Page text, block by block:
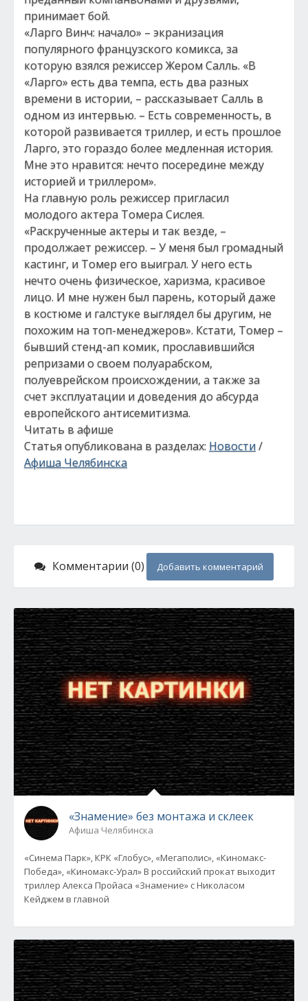
принимает бой.
«Ларго Винч: начало» – экранизация
популярного французского комикса, за
которую взялся режиссер Жером Салль. «В
«Ларго» есть два темпа, есть два разных
времени в истории, – рассказывает Салль в
одном из интервью. – Есть современность, в
которой развивается триллер, и есть прошлое
Ларго, это гораздо более медленная история.
Мне это нравится: нечто посередине между
историей и триллером».
На главную роль режиссер пригласил
молодого актера Томера Сислея.
«Раскрученные актеры и так везде, –
продолжает режиссер. – У меня был громадный
кастинг, и Томер его выиграл. У него есть
нечто очень физическое, харизма, красивое
лицо. И мне нужен был парень, который даже
в костюме и галстуке выглядел бы другим, не
похожим на топ-менеджеров». Кстати, Томер –
бывший стенд-ап комик, прославившийся
репризами о своем полуарабском,
полуеврейском происхождении, а также за
счет эксплуатации и доведения до абсурда
европейского антисемитизма.
Читать в афише
Статья опубликована в разделах: Новости/
Афиша Челябинска
Комментарии (0) Добавить комментарий
«Знамение» без монтажа и склеек
Афиша Челябинска
«Синема Парк», КРК «Глобус», «Мегаполис», «Киномакс-
Победа», «Киномакс-Урал» В российский прокат выходит
триллер Алекса Пройаса «Знамение» с Николасом
Кейджем в главной